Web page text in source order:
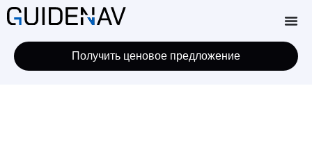
Получить ценовое предложение